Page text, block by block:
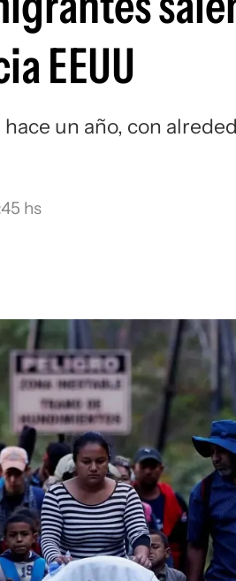
EEUU
un año, con
hs